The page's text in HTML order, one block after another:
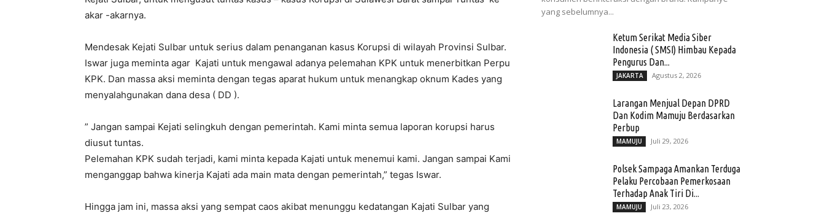
akar -akarnya.
Mendesak Kejati Sulbar untuk serius dalam penanganan kasus Korupsi di wilayah Provinsi Sulbar.
Iswar juga meminta agar Kajati untuk mengawal adanya pelemahan KPK untuk menerbitkan Perpu
KPK. Dan massa aksi meminta dengan tegas aparat hukum untuk menangkap oknum Kades yang
menyalahgunakan dana desa ( DD ).
” Jangan sampai Kejati selingkuh dengan pemerintah. Kami minta semua laporan korupsi harus
diusut tuntas.
Pelemahan KPK sudah terjadi, kami minta kepada Kajati untuk menemui kami. Jangan sampai Kami
menganggap bahwa kinerja Kajati ada main mata dengan pemerintah,” tegas Iswar.
Hingga jam ini, massa aksi yang sempat caos akibat menunggu kedatangan Kajati Sulbar yang
yang sebelumnya...
Ketum Serikat Media Siber
Indonesia ( SMSI) Himbau Kepada
Pengurus Dan...
JAKARTA Agustus 2, 2026
Larangan Menjual Depan DPRD
Dan Kodim Mamuju Berdasarkan
Perbup
MAMUJU Juli 29, 2026
Polsek Sampaga Amankan Terduga
Pelaku Percobaan Pemerkosaan
Terhadap Anak Tiri Di...
MAMUJU Juli 23, 2026